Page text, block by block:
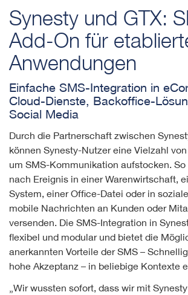
Synesty und GTX:
Add-On für
Anwendungen
Einfache SMS-Integration in
Cloud-Dienste, Backoffice-
Social Media
Durch die Partnerschaft zwischen
können Synesty-Nutzer eine Vielzahl
um SMS-Kommunikation aufstocken.
nach Ereignis in einer Warenwirtschaft,
System, einer Office-Datei oder in
mobile Nachrichten an Kunden oder
versenden. Die SMS-Integration in
flexibel und modular und bietet die
anerkannten Vorteile der SMS –
hohe Akzeptanz – in beliebige Kontexte
„Wir wussten sofort, dass wir mit